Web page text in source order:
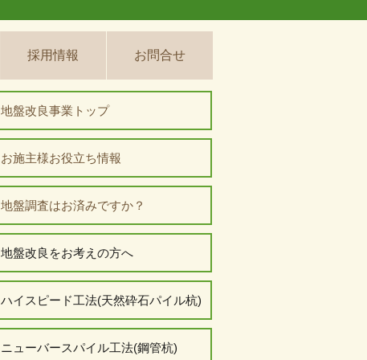
採用情報 お問合せ
地盤改良事業トップ
お施主様お役立ち情報
地盤調査はお済みですか？
地盤改良をお考えの方へ
ハイスピード工法(天然砕石パイル杭)
ニューバースパイル工法(鋼管杭)